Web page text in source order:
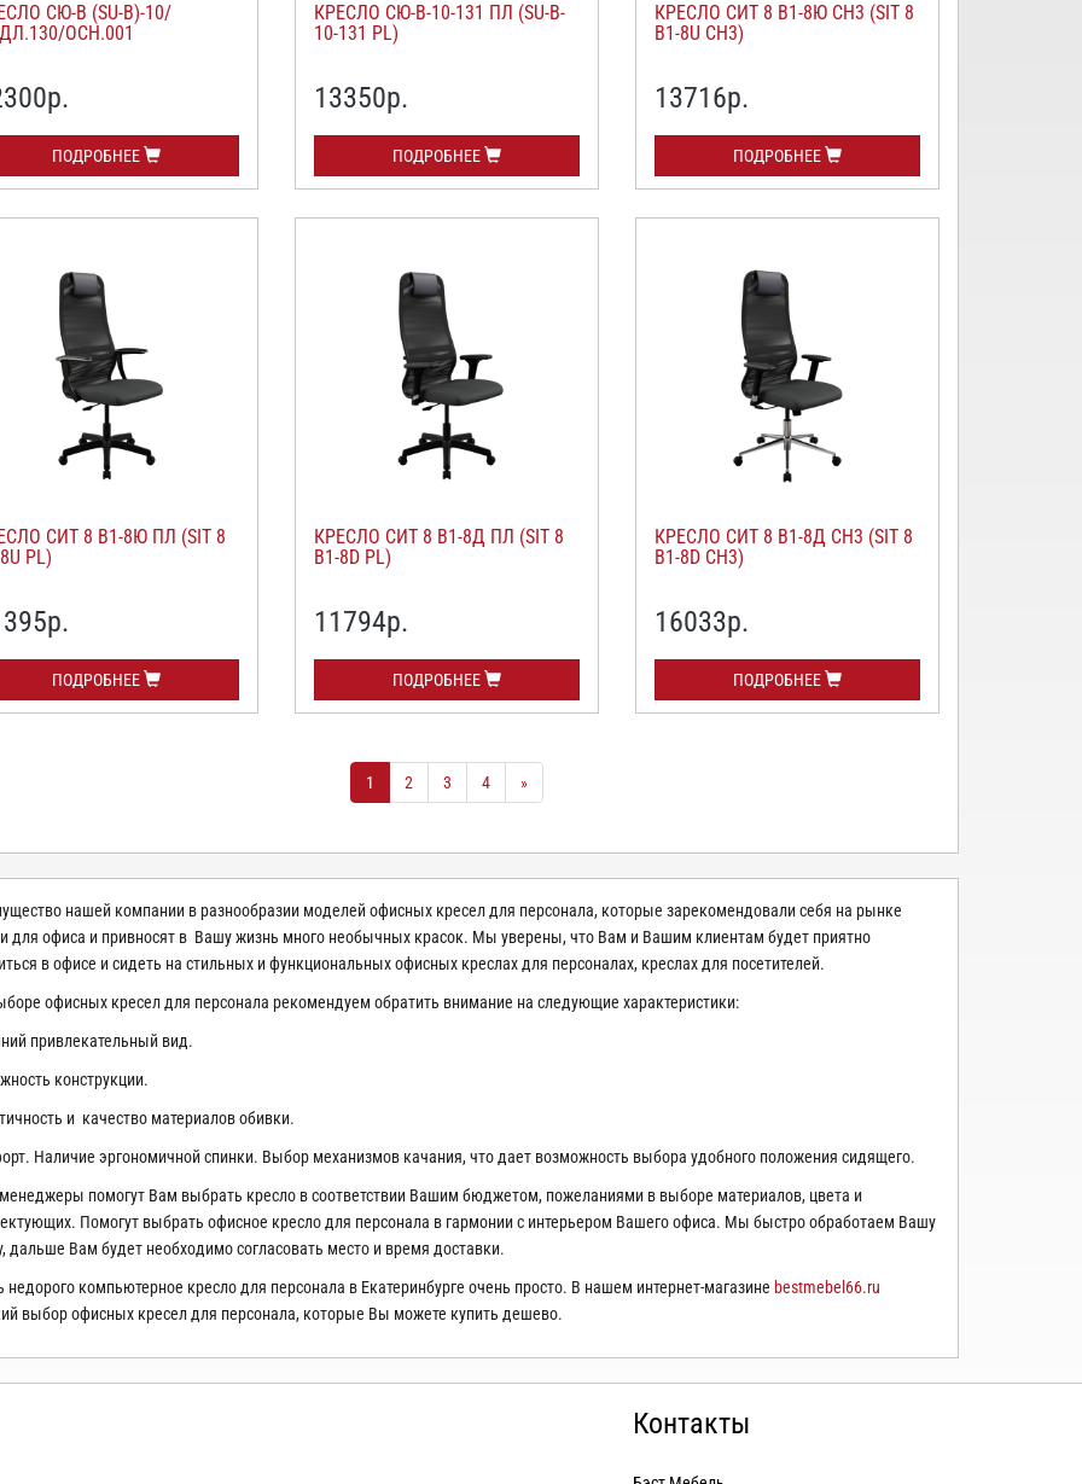
СЮ-В (SU-B)-10/
ОСН.001
р.
ПОДРОБНЕЕ
КРЕСЛО СЮ-В-10-131 ПЛ (SU-B-
10-131 PL)
13350р.
ПОДРОБНЕЕ
КРЕСЛО СИТ 8 В1-8Ю СН3 (SIT 8
B1-8U CH3)
13716р.
ПОДРОБНЕЕ
СИТ 8 В1-8Ю ПЛ (SIT 8
PL)
р.
ПОДРОБНЕЕ
КРЕСЛО СИТ 8 В1-8Д ПЛ (SIT 8
B1-8D PL)
11794р.
ПОДРОБНЕЕ
КРЕСЛО СИТ 8 В1-8Д СН3 (SIT 8
B1-8D CH3)
16033р.
ПОДРОБНЕЕ
1 2 3 4 »
нашей компании в разнообразии моделей офисных кресел для персонала, которые зарекомендовали себя на рынке
для офиса и привносят в Вашу жизнь много необычных красок. Мы уверены, что Вам и Вашим клиентам будет приятно
в офисе и сидеть на стильных и функциональных офисных креслах для персоналах, креслах для посетителей.
офисных кресел для персонала рекомендуем обратить внимание на следующие характеристики:
привлекательный вид.
конструкции.
и качество материалов обивки.
Наличие эргономичной спинки. Выбор механизмов качания, что дает возможность выбора удобного положения сидящего.
помогут Вам выбрать кресло в соответствии Вашим бюджетом, пожеланиями в выборе материалов, цвета и
Помогут выбрать офисное кресло для персонала в гармонии с интерьером Вашего офиса. Мы быстро обработаем Вашу
дальше Вам будет необходимо согласовать место и время доставки.
недорого компьютерное кресло для персонала в Екатеринбурге очень просто. В нашем интернет-магазине bestmebel66.ru
выбор офисных кресел для персонала, которые Вы можете купить дешево.
Контакты